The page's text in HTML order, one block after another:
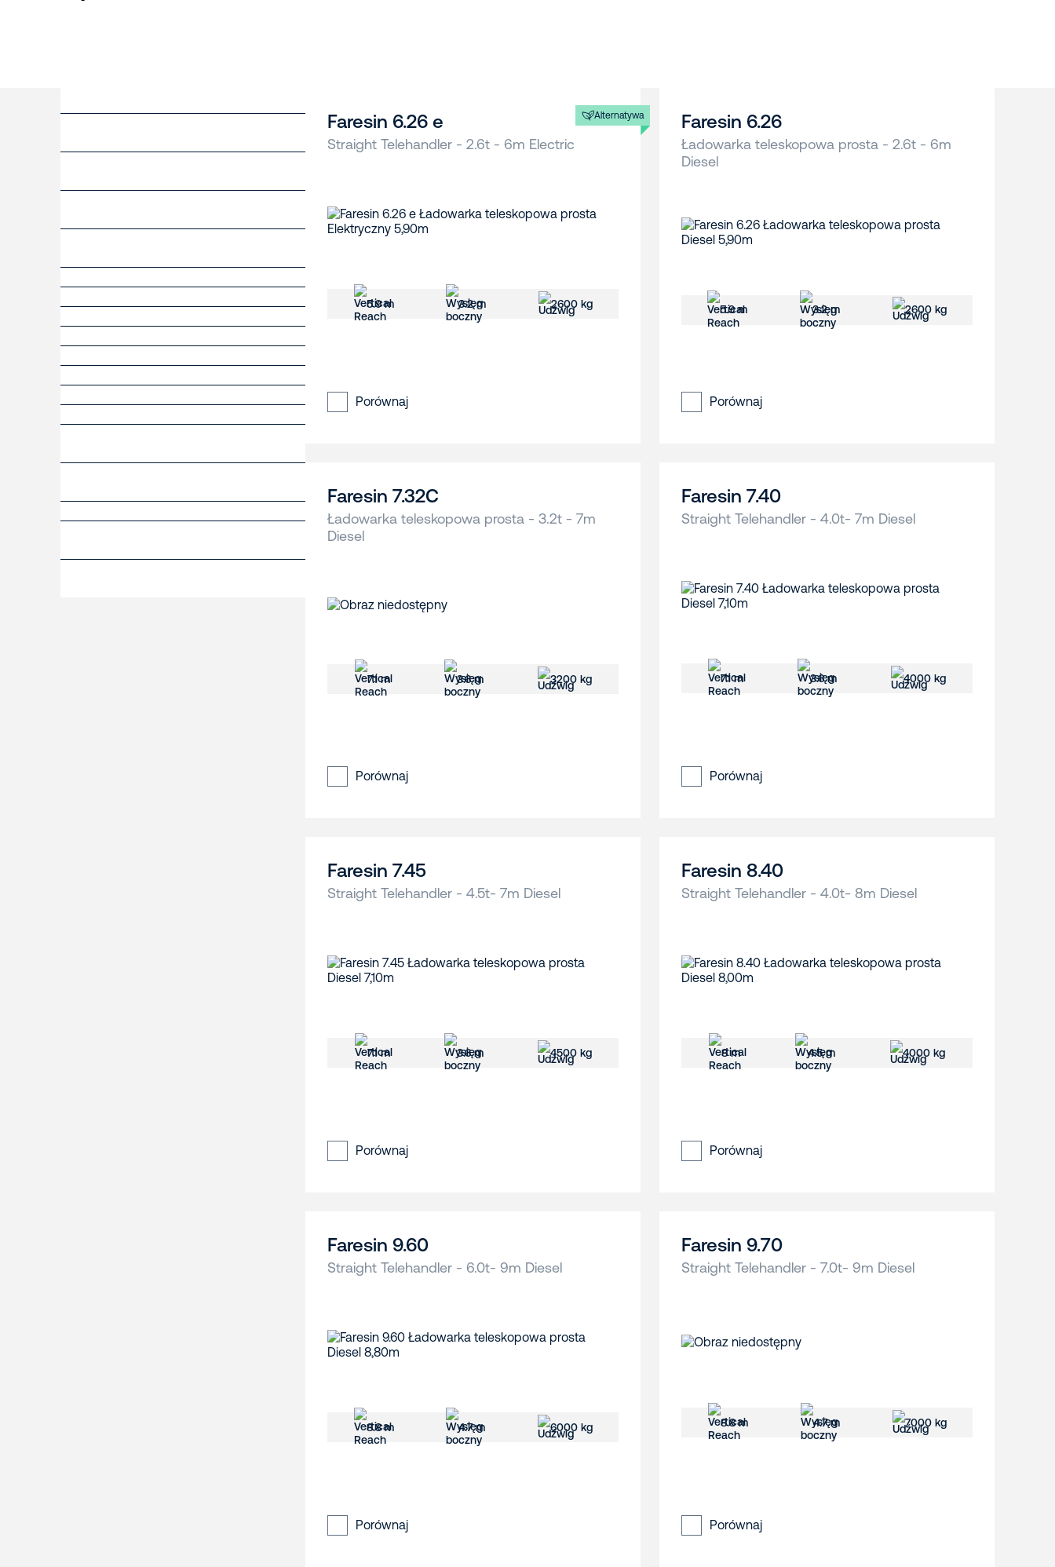
Alternatywa
Faresin 6.26 e
Straight Telehandler - 2.6t - 6m Electric
5.9 m 3.2 m 2600 kg
Porównaj
Faresin 6.26
Ładowarka teleskopowa prosta - 2.6t - 6m
Diesel
5.9 m 3.2 m 2600 kg
Porównaj
Faresin 7.32C
Ładowarka teleskopowa prosta - 3.2t - 7m
Diesel
7.1 m 3.6 m 3200 kg
Porównaj
Faresin 7.40
Straight Telehandler - 4.0t- 7m Diesel
7.1 m 3.6 m 4000 kg
Porównaj
Faresin 7.45
Straight Telehandler - 4.5t- 7m Diesel
7.1 m 3.6 m 4500 kg
Porównaj
Faresin 8.40
Straight Telehandler - 4.0t- 8m Diesel
8 m 4.5 m 4000 kg
Porównaj
Faresin 9.60
Straight Telehandler - 6.0t- 9m Diesel
8.8 m 4.7 m 6000 kg
Porównaj
Faresin 9.70
Straight Telehandler - 7.0t- 9m Diesel
8.8 m 4.7 m 7000 kg
Porównaj